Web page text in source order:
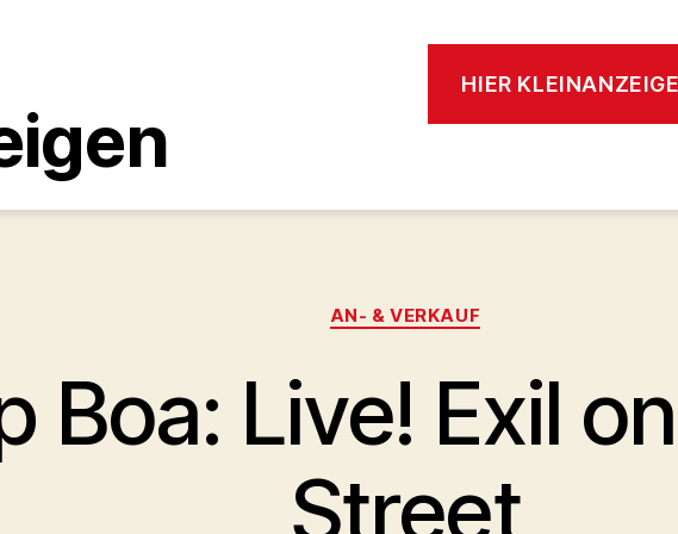
HIER
Kategorien
AN- & VERKAUF
Boa: Live! Exil
Street